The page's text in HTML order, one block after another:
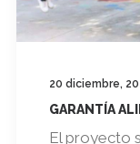
20 diciembre,
GARANTÍA
El proyecto